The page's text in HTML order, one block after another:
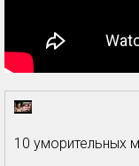
10 уморительных